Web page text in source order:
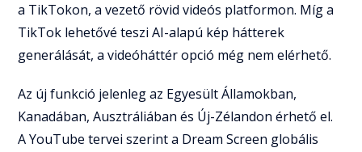
a TikTokon, a vezető rövid videós platformon. Míg a
TikTok lehetővé teszi AI-alapú kép hátterek
generálását, a videóháttér opció még nem elérhető.
Az új funkció jelenleg az Egyesült Államokban,
Kanadában, Ausztráliában és Új-Zélandon érhető el.
A YouTube tervei szerint a Dream Screen globális